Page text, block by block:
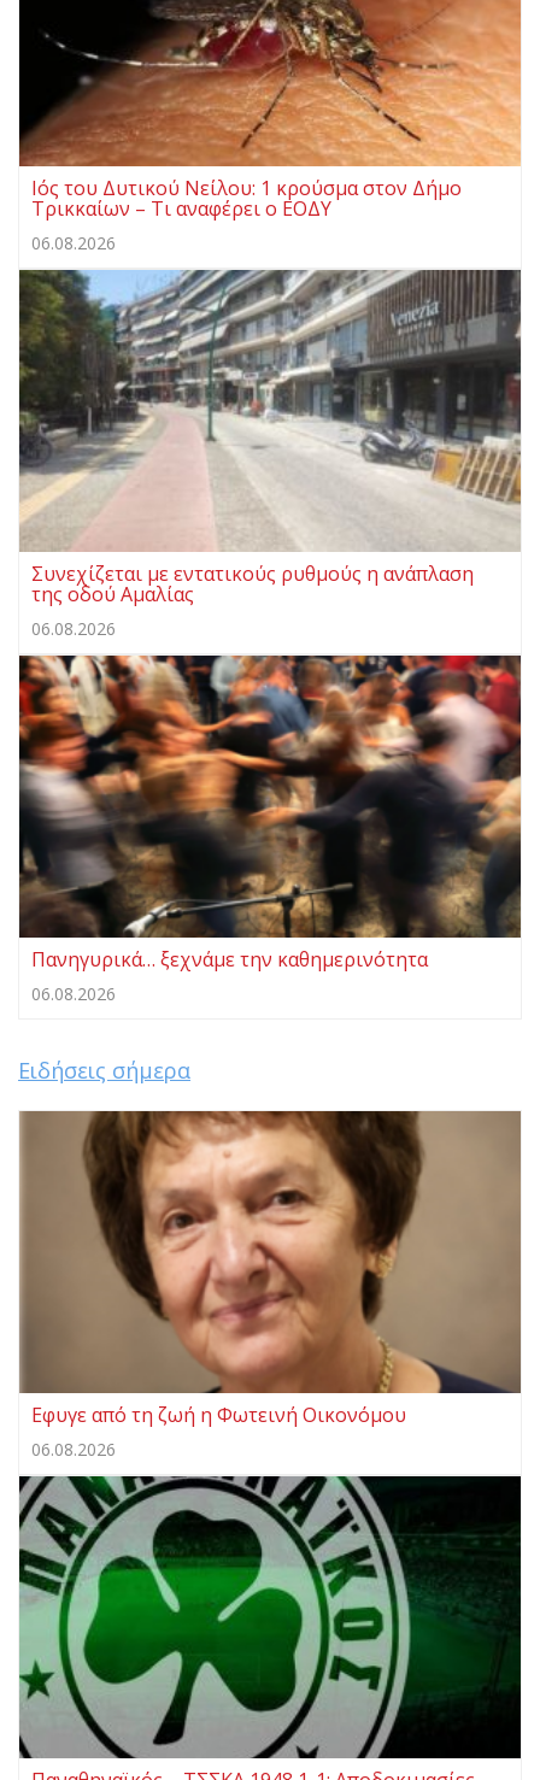
Ιός του Δυτικού Νείλου: 1 κρούσμα στον Δήμο
Τρικκαίων – Τι αναφέρει ο ΕΟΔΥ
06.08.2026
Συνεχίζεται με εντατικούς ρυθμούς η ανάπλαση
της οδού Αμαλίας
06.08.2026
Πανηγυρικά… ξεχνάμε την καθημερινότητα
06.08.2026
Ειδήσεις σήμερα
Eφυγε από τη ζωή η Φωτεινή Οικονόμου
06.08.2026